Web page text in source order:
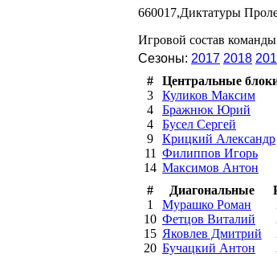
660017,Диктатуры
Игровой состав команды
Сезоны: 2017 2018
#
Центральные
3
Куликов Максим
4
Бражнюк Юрий
4
Бусел Сергей
9
Крицкий Александр
11 Филиппов Игорь
14 Максимов Антон
#
Диагональные
1
Мурашко Роман
10 Фетцов Виталий
15 Яковлев Дмитрий
20 Бучацкий Антон